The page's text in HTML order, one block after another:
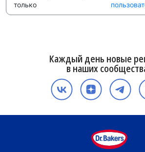
только
Каждый день новые
в наших